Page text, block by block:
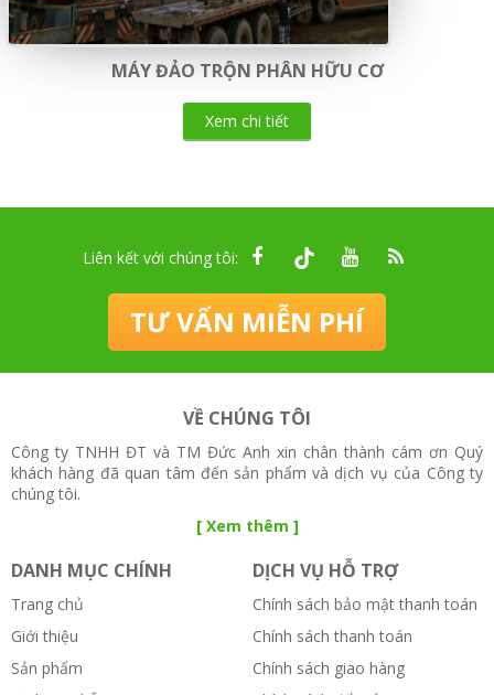
MÁY ĐẢO TRỘN PHÂN HỮU CƠ
Xem chi tiết
Liên kết với chúng tôi:
TƯ VẤN MIỄN PHÍ
VỀ CHÚNG TÔI
Công ty TNHH ĐT và TM Đức Anh xin chân thành cám ơn Quý
khách hàng đã quan tâm đến sản phẩm và dịch vụ của Công ty
chúng tôi.
[ Xem thêm ]
DANH MỤC CHÍNH
Trang chủ
Giới thiệu
Sản phẩm
DỊCH VỤ HỖ TRỢ
Chính sách bảo mật thanh toán
Chính sách thanh toán
Chính sách giao hàng